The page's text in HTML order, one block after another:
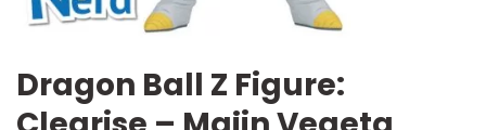
Dragon Ball Z Figure: